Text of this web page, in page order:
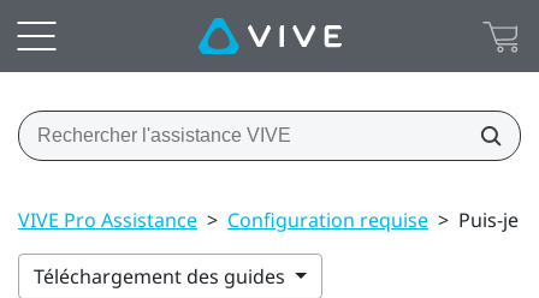
VIVE Pro Assistance > Configuration requise > Puis-je
Téléchargement des guides